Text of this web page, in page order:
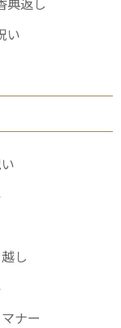
い
し
ナー